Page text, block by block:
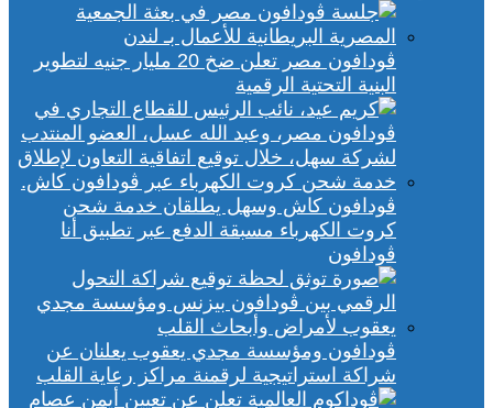
ڤودافون مصر تعلن ضخ 20 مليار جنيه لتطوير
البنية التحتية الرقمية
ڤودافون كاش وسهل يطلقان خدمة شحن
كروت الكهرباء مسبقة الدفع عبر تطبيق أنا
ڤودافون
ڤودافون ومؤسسة مجدي يعقوب يعلنان عن
شراكة استراتيجية لرقمنة مراكز رعاية القلب